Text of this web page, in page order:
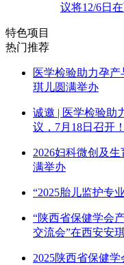
议将12/6日
特色项目
热门推荐
医学检验助力孕
琪儿圆满举办
诚邀 | 医学检验助
议，7月18日召开！
2026妇科微创及
满举办
“2025胎儿监护专
“陕西省保健学会
交流会”在西安安
2025陕西省保健